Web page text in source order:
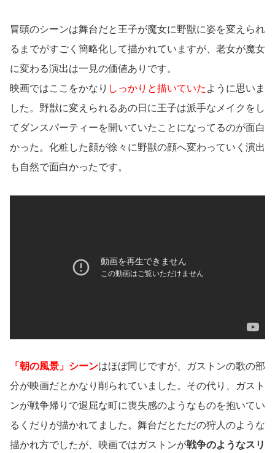
冒頭のシーンは舞台だと王子が魔女に野獣に姿を変えられ
るまでがすごく簡略化して描かれていますが、老女が魔女
に変わる演出は一見の価値ありです。
映画ではここをかなり しっかりと描いていた ように思いま
した。野獣に変えられるあの日に王子は派手なメイクをし
てダンスパーティーを開いていたことになってるのが面白
かった。化粧した顔が徐々に野獣の顔へ変わっていく演出
も自然で面白かったです。
「朝の風景」シーンはほぼ同じですが、ガストンの歌の部
分が映画だとかなり削られていました。その代り、ガスト
ンが戦争帰りで退屈な町に喪失感のようなものを抱いてい
るくだりが描かれてました。舞台だとただの狩人のような
描かれ方でしたが、映画ではガストンが戦争のようなスリ